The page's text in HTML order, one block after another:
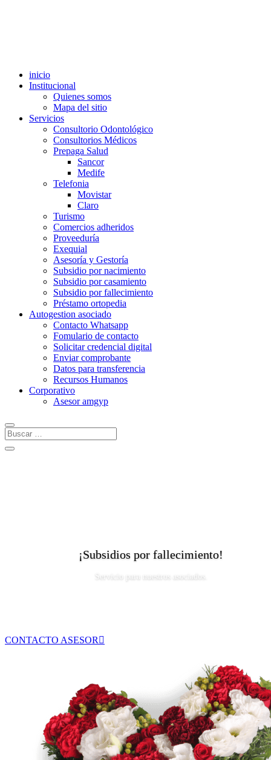
inicio
Institucional
Quienes somos
Mapa del sitio
Servicios
Consultorio Odontológico
Consultorios Médicos
Prepaga Salud
Sancor
Medife
Telefonia
Movistar
Claro
Turismo
Comercios adheridos
Proveeduría
Exequial
Asesoría y Gestoría
Subsidio por nacimiento
Subsidio por casamiento
Subsidio por fallecimiento
Préstamo ortopedia
Autogestion asociado
Contacto Whatsapp
Fomulario de contacto
Solicitar credencial digital
Enviar comprobante
Datos para transferencia
Recursos Humanos
Corporativo
Asesor amgyp
¡Subsidios por fallecimiento!
Servicio para nuestros asociados.
CONTACTO ASESOR